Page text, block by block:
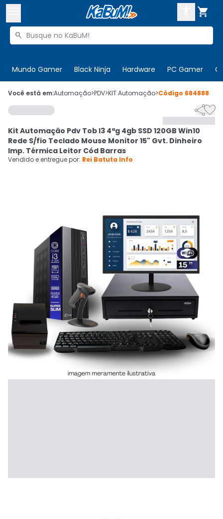

Buscar produtos

Mundo Gamer Black Ninja Hardware PC Gamer
 Olá. Acesse sua conta
 Departamentos
Cupons
Mais Vendidos
CADASTRE-SE
Você está em:Automação>PDV>KIT Automação>Código 684888

Kit Automação Pdv Tob I3 4ªg 4gb SSD 120GB Win10
Rede S/fio Teclado Mouse Monitor 15" Gvt. Dinheiro
Imp. Térmica Leitor Cód Barras
Vendido e entregue por: Rei Batuta Info